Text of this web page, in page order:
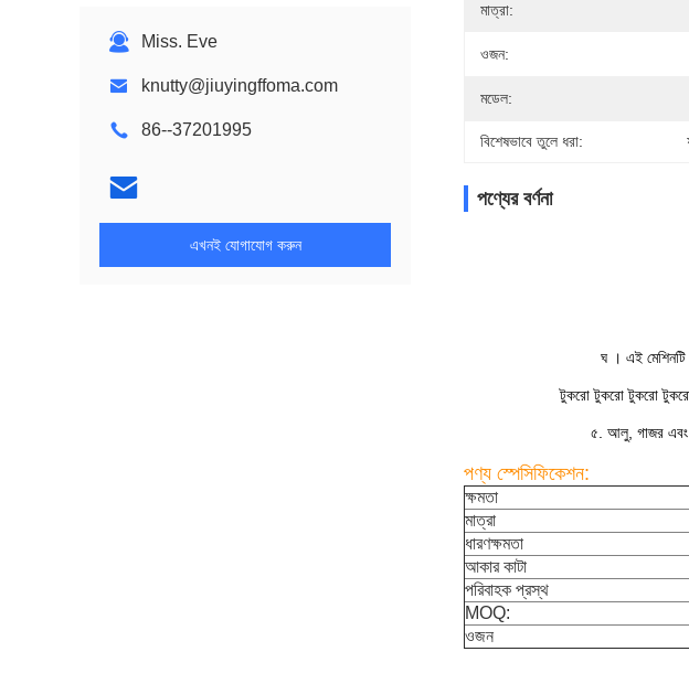
Miss. Eve
knutty@jiuyingffoma.com
86--37201995
এখনই যোগাযোগ করুন
মাত্রা:
ওজন:
মডেল:
বিশেষভাবে তুলে ধরা:
পণ্যের বর্ণনা
ঘ । এই
টুকরো টুকরো টুকরো
৫. আলু, গাজর এবং
পণ্য স্পেসিফিকেশন:
ক্ষমতা
মাত্রা
ধারণক্ষমতা
আকার কাটা
পরিবাহক প্রস্থ
MOQ:
ওজন